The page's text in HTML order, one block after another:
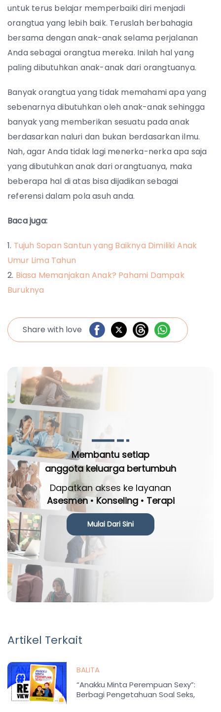
untuk terus belajar memperbaiki diri menjadi
orangtua yang lebih baik. Teruslah berbahagia
bersama dengan anak-anak selama perjalanan
Anda sebagai orangtua mereka. Inilah hal yang
paling dibutuhkan anak-anak dari orangtuanya.
Banyak orangtua yang tidak memahami apa yang
sebenarnya dibutuhkan oleh anak-anak sehingga
banyak yang memberikan sesuatu pada anak
berdasarkan naluri dan bukan berdasarkan ilmu.
Nah, agar Anda tidak lagi menerka-nerka apa saja
yang dibutuhkan anak dari orangtuanya, maka
beberapa hal di atas bisa dijadikan sebagai
referensi dalam pola asuh anda.
Baca juga:
Tujuh Sopan Santun yang Baiknya Dimiliki Anak
Umur Lima Tahun
Biasa Memanjakan Anak? Pahami Dampak
Buruknya
Share with love
Membantu setiap
anggota keluarga bertumbuh
Dapatkan akses ke layanan
Asesmen • Konseling • Terapi
Mulai Dari Sini
Artikel Terkait
BALITA
“Anakku Minta Perempuan Sexy”:
Berbagi Pengetahuan Soal Seks,